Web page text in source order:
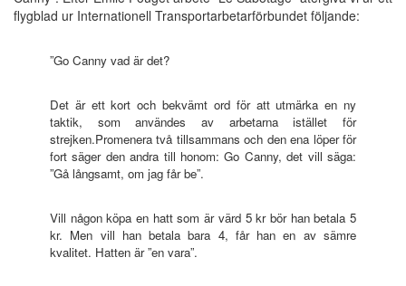
flygblad ur Internationell Transportarbetarförbundet följande:
”Go Canny vad är det?
Det är ett kort och bekvämt ord för att utmärka en ny
taktik, som användes av arbetarna istället för
strejken.Promenera två tillsammans och den ena löper för
fort säger den andra till honom: Go Canny, det vill säga:
”Gå långsamt, om jag får be”.
Vill någon köpa en hatt som är värd 5 kr bör han betala 5
kr. Men vill han betala bara 4, får han en av sämre
kvalitet. Hatten är ”en vara”.